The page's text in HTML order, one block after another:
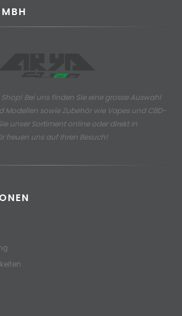
Bei uns finden Sie eine grosse Auswahl
Modellen sowie Zubehör wie Vapes und CBD-
unser Sortiment online oder direkt in
freuen uns auf Ihren Besuch!